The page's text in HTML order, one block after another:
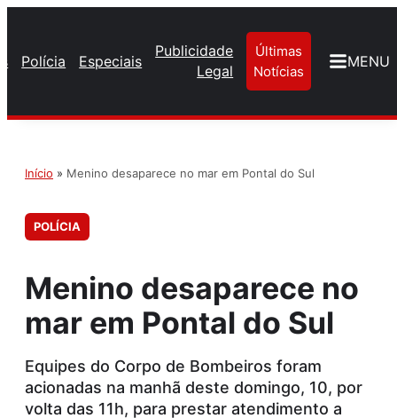
Polícia Especiais
Publicidade
Legal
Últimas
Notícias
MENU
Início » Menino desaparece no mar em Pontal do Sul
POLÍCIA
Menino desaparece no
mar em Pontal do Sul
Equipes do Corpo de Bombeiros foram
acionadas na manhã deste domingo, 10, por
volta das 11h, para prestar atendimento a